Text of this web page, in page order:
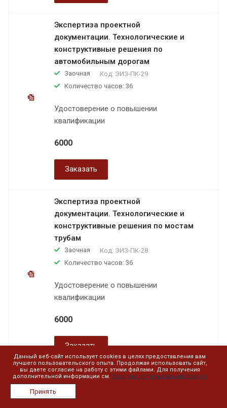
Данный веб-сайт использует cookies в целях предоставления вам
лучшего пользовательского опыта. Продолжая использовать сайт,
вы даете согласие на работу с этими файлами. Для получения
дополнительной информации см.Политика использования cookies
Принять
Экспертиза проектной
документации. Технологические и
конструктивные решения по
автомобильным дорогам
Заочная Код: ЭИЗ-ПК-29
Количество часов: 36
Удостоверение о повышении
квалификации
6000
Заказать
Экспертиза проектной
документации. Технологические и
конструктивные решения по мостам
трубам
Заочная Код: ЭИЗ-ПК-28
Количество часов: 36
Удостоверение о повышении
квалификации
6000
Заказать
Экспертиза проектной
документации. Системы связи и